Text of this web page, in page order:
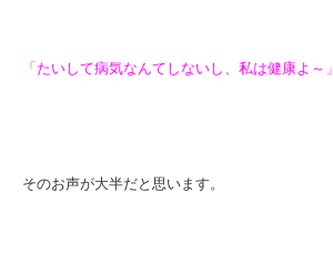
「たいして病気なんてしないし、私は健康よ～」
そのお声が大半だと思います。